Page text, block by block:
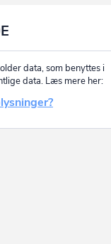
data, som benyttes i
data. Læs mere her: